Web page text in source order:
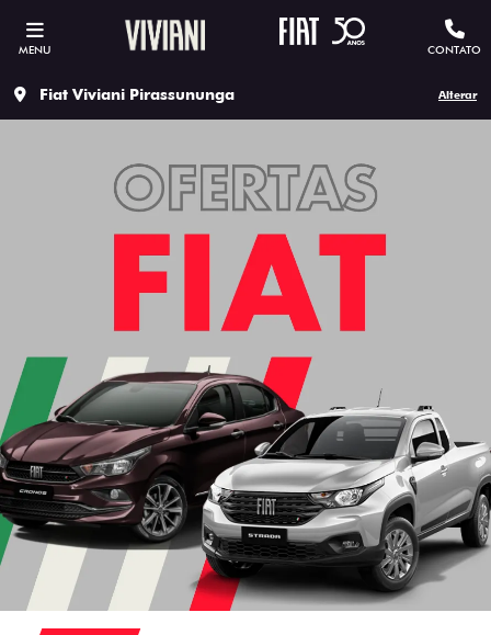
MENU CONTATO
Fiat Viviani Pirassununga Alterar